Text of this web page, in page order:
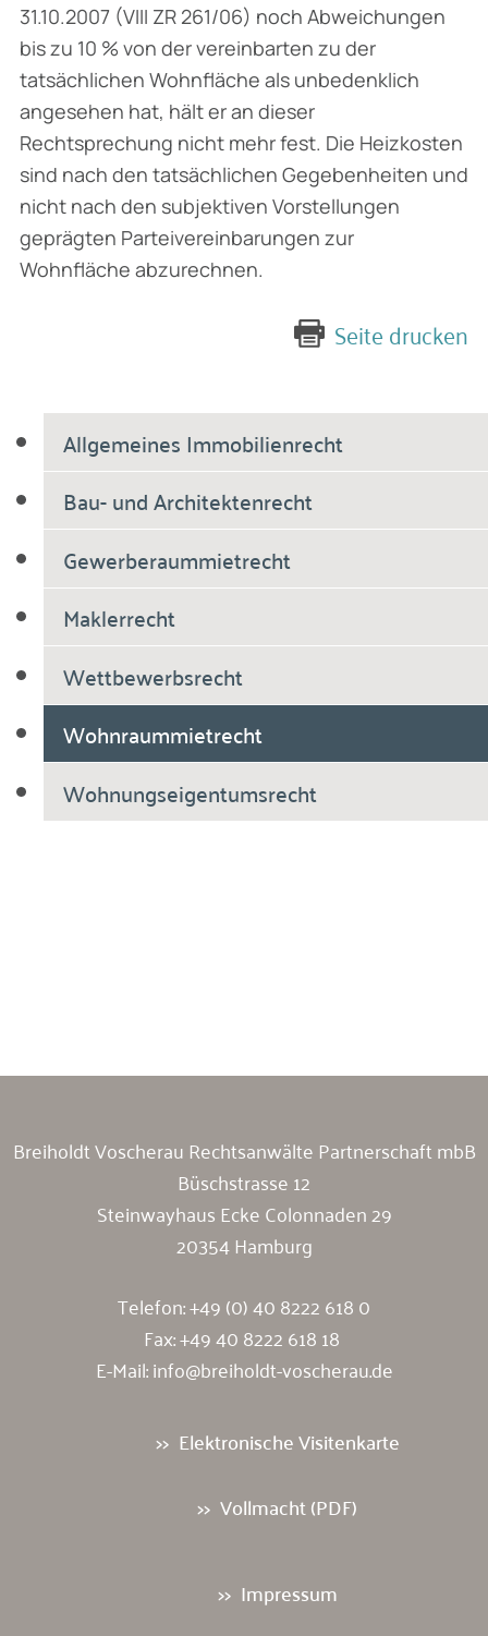
Allgemeines Immobilienrecht
Bau- und Architektenrecht
Gewerberaummietrecht
Maklerrecht
Wettbewerbsrecht
Wohnraummietrecht
Wohnungseigentumsrecht
31.10.2007 (VIII ZR 261/06) noch Abweichungen
bis zu 10 % von der vereinbarten zu der
tatsächlichen Wohnfläche als unbedenklich
ange­sehen hat, hält er an dieser
Rechtsprechung nicht mehr fest. Die Heizkosten
sind nach den tatsächlichen Gegebenheiten und
nicht nach den subjektiven Vorstellungen
geprägten Partei­vereinbarungen zur
Wohnfläche abzurechnen.
Seite drucken
Breiholdt Voscherau Rechtsanwälte Partnerschaft mbB
Büschstrasse 12
Steinwayhaus Ecke Colonnaden 29
20354 Hamburg
Telefon:+49 (0) 40 8222 618 0
Fax: +49 40 8222 618 18
E-Mail:info@breiholdt-voscherau.de
Elektronische Visitenkarte
Vollmacht (PDF)
Impressum